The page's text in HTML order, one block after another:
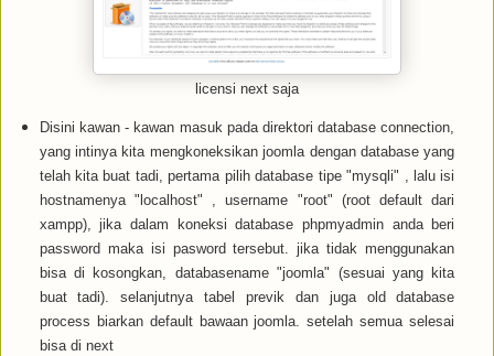
licensi next saja
Disini kawan - kawan masuk pada direktori database connection,
yang intinya kita mengkoneksikan joomla dengan database yang
telah kita buat tadi, pertama pilih database tipe "mysqli" , lalu isi
hostnamenya "localhost" , username "root" (root default dari
xampp), jika dalam koneksi database phpmyadmin anda beri
password maka isi pasword tersebut. jika tidak menggunakan
bisa di kosongkan, databasename "joomla" (sesuai yang kita
buat tadi). selanjutnya tabel previk dan juga old database
process biarkan default bawaan joomla. setelah semua selesai
bisa di next